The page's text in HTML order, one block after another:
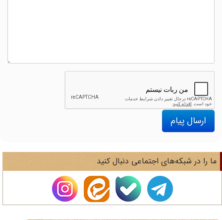
ارسال پیام
را در شبکه‌های اجتماعی دنبال کنید